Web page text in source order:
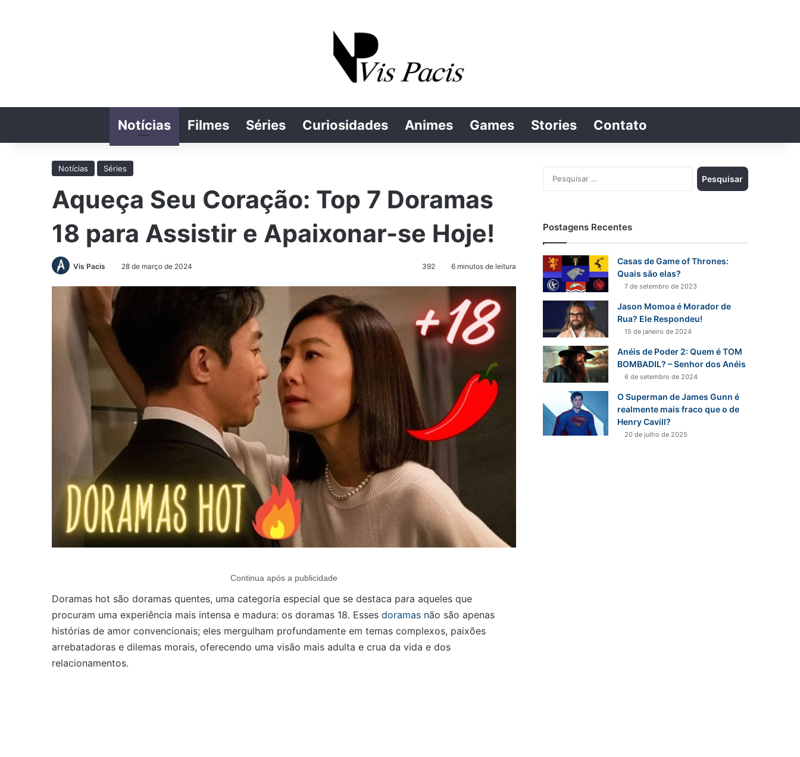
Notícias Filmes Séries Curiosidades Animes Games Stories Contato
Notícias Séries
Aqueça Seu Coração: Top 7 Doramas
18 para Assistir e Apaixonar-se Hoje!
Vis Pacis 28 de março de 2024 392 6 minutos de leitura
Continua após a publicidade
Doramas hot são doramas quentes, uma categoria especial que se destaca para aqueles que
procuram uma experiência mais intensa e madura: os doramas 18. Esses doramas não são apenas
histórias de amor convencionais; eles mergulham profundamente em temas complexos, paixões
arrebatadoras e dilemas morais, oferecendo uma visão mais adulta e crua da vida e dos
relacionamentos.
Pesquisar
por:
Postagens Recentes
Casas de Game of Thrones:
Quais são elas?
7 de setembro de 2023
Jason Momoa é Morador de
Rua? Ele Respondeu!
15 de janeiro de 2024
Anéis de Poder 2: Quem é TOM
BOMBADIL? – Senhor dos Anéis
6 de setembro de 2024
O Superman de James Gunn é
realmente mais fraco que o de
Henry Cavill?
20 de julho de 2025